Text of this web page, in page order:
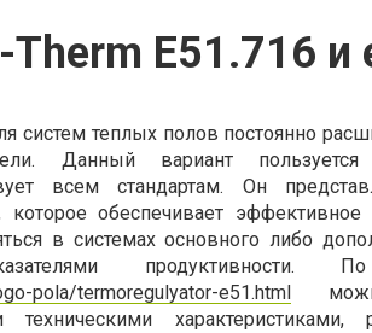
E51.716 и
теплых полов постоянно
Данный вариант пользуется
всем стандартам. Он
обеспечивает эффективное
в системах основного либо
продуктивности.
pola/termoregulyator-e51.html
характеристиками,